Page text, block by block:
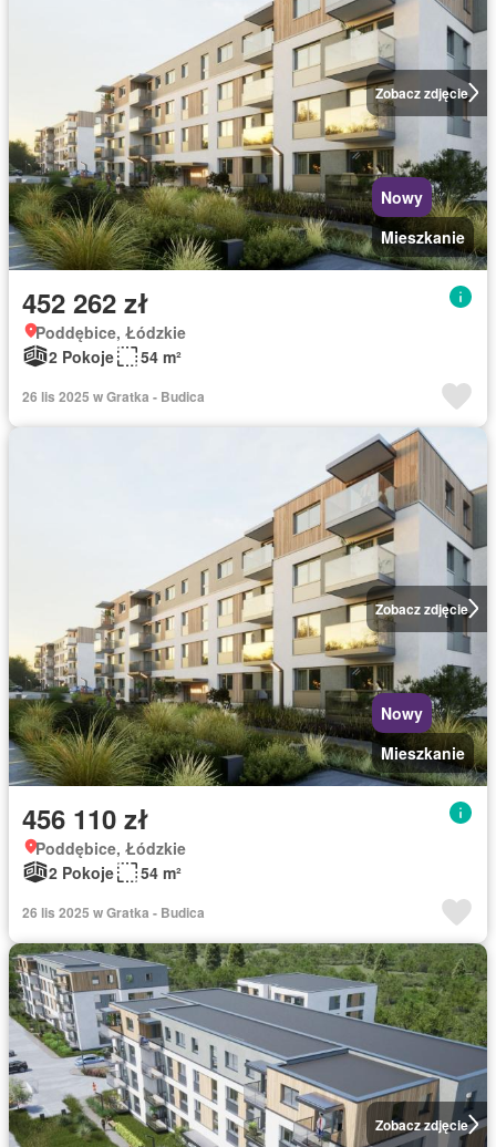
Zobacz zdjęcie
Nowy
Mieszkanie
452 262 zł
Poddębice, Łódzkie
2 Pokoje
54 m²
26 lis 2025 w Gratka - Budica
Zobacz zdjęcie
Nowy
Mieszkanie
456 110 zł
Poddębice, Łódzkie
2 Pokoje
54 m²
26 lis 2025 w Gratka - Budica
Zobacz zdjęcie